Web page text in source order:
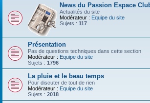
News du Passion Espace
Actualités du site
Modérateur : Equipe du site
Sujets : 117
Présentation
Pas de questions techniques dans cette section
Modérateur : Equipe du site
Sujets : 1796
La pluie et le beau temps
Pour discuter de tout de rien
Modérateur : Equipe du site
Sujets : 2018